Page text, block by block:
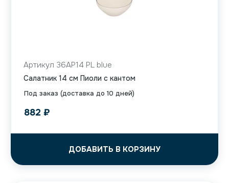
Под заказ (доставка до 10 дней)
Артикул 36AP14 PL blue
Салатник 14 см Пиоли с кантом
882 ₽
ДОБАВИТЬ В КОРЗИНУ